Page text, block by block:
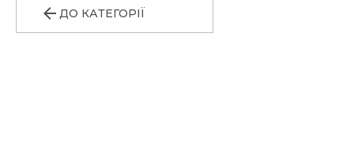
ДО КАТЕГОРІЇ